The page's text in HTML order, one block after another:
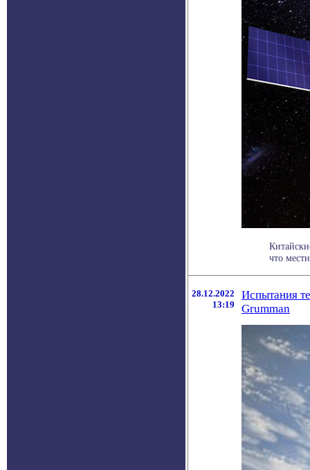
что
28.12.2022
13:19
Испытания
Grumman